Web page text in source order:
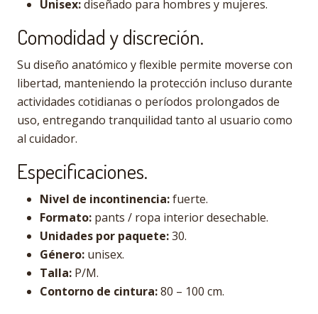
Unisex:diseñado para hombres y mujeres.
Comodidad y discreción.
Su diseño anatómico y flexible permite moverse con
libertad, manteniendo la protección incluso durante
actividades cotidianas o períodos prolongados de
uso, entregando tranquilidad tanto al usuario como
al cuidador.
Especificaciones.
Nivel de incontinencia:fuerte.
Formato: pants / ropa interior desechable.
Unidades por paquete:30.
Género: unisex.
Talla: P/M.
Contorno de cintura:80 – 100 cm.